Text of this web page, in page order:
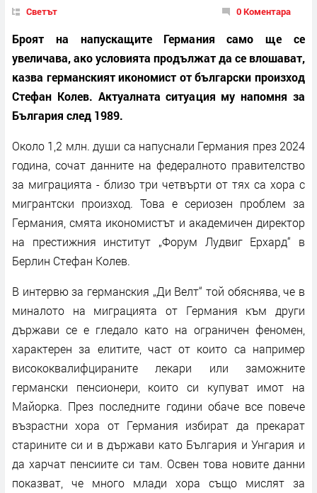
Светът 0 Коментара
Броят на напускащите Германия само ще се
увеличава, ако условията продължат да се влошават,
казва германският икономист от български произход
Стефан Колев. Актуалната ситуация му напомня за
България след 1989.
Около 1,2 млн. души са напуснали Германия през 2024
година, сочат данните на федералното правителство
за миграцията - близо три четвърти от тях са хора с
мигрантски произход. Това е сериозен проблем за
Германия, смята икономистът и академичен директор
на престижния институт „Форум Лудвиг Ерхард“ в
Берлин Стефан Колев.
В интервю за германския „Ди Велт“ той обяснява, че в
миналото на миграцията от Германия към други
държави се е гледало като на ограничен феномен,
характерен за елитите, част от които са например
висококвалифцираните лекари или заможните
германски пенсионери, които си купуват имот на
Майорка. През последните години обаче все повече
възрастни хора от Германия избират да прекарат
старините си и в държави като България и Унгария и
да харчат пенсиите си там. Освен това новите данни
показват, че много млади хора също мислят за